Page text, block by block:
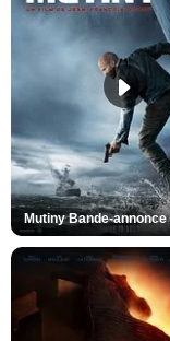
Mutiny Bande-annonce